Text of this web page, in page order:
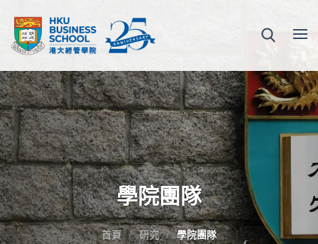
學院團隊
首頁 研究 學院團隊